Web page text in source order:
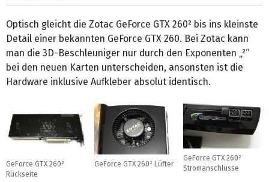
Optisch gleicht die Zotac GeForce GTX 260² bis ins kleinste
Detail einer bekannten GeForce GTX 260. Bei Zotac kann
man die 3D-Beschleuniger nur durch den Exponenten „²“
bei den neuen Karten unterscheiden, ansonsten ist die
Hardware inklusive Aufkleber absolut identisch.
GeForce GTX 260²
Rückseite
GeForce GTX 260² Lüfter
GeForce GTX 260²
Stromanschlüsse